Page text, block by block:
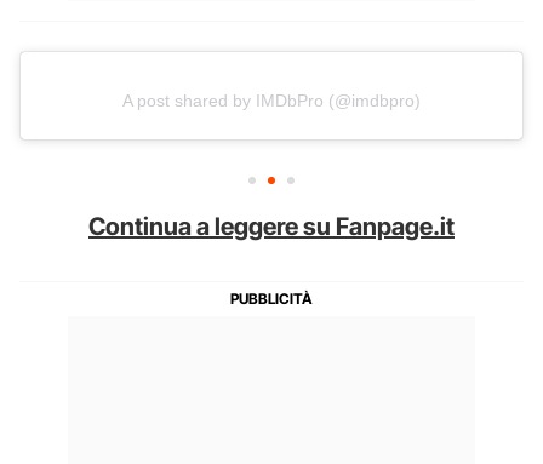
A post shared by IMDbPro (@imdbpro)
Continua a leggere su Fanpage.it